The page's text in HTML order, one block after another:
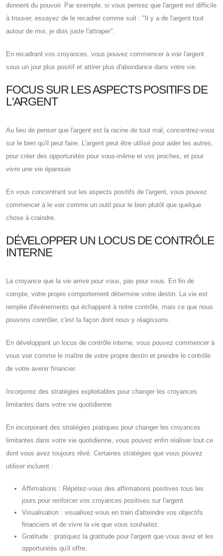
donnent du pouvoir. Par exemple, si vous pensez que l'argent est difficile
à trouver, essayez de le recadrer comme suit : "Il y a de l'argent tout
autour de moi, je dois juste l'attraper".
En recadrant vos croyances, vous pouvez commencer à voir l'argent
sous un jour plus positif et attirer plus d'abondance dans votre vie.
FOCUS SUR LES ASPECTS POSITIFS DE
L'ARGENT
Au lieu de penser que l'argent est la racine de tout mal, concentrez-vous
sur le bien qu'il peut faire. L'argent peut être utilisé pour aider les autres,
pour créer des opportunités pour vous-même et vos proches, et pour
vivre une vie épanouie.
En vous concentrant sur les aspects positifs de l'argent, vous pouvez
commencer à le voir comme un outil pour le bien plutôt que quelque
chose à craindre.
DÉVELOPPER UN LOCUS DE CONTRÔLE
INTERNE
La croyance que la vie arrive pour vous, pas pour vous. En fin de
compte, votre propre comportement détermine votre destin. La vie est
remplie d'événements qui échappent à notre contrôle, mais ce que nous
pouvons contrôler, c'est la façon dont nous y réagissons.
En développant un locus de contrôle interne, vous pouvez commencer à
vous voir comme le maître de votre propre destin et prendre le contrôle
de votre avenir financier.
Incorporez des stratégies exploitables pour changer les croyances
limitantes dans votre vie quotidienne
En incorporant des stratégies pratiques pour changer les croyances
limitantes dans votre vie quotidienne, vous pouvez enfin réaliser tout ce
dont vous avez toujours rêvé. Certaines stratégies que vous pouvez
utiliser incluent :
Affirmations : Répétez-vous des affirmations positives tous les
jours pour renforcer vos croyances positives sur l'argent.
Visualisation : visualisez-vous en train d'atteindre vos objectifs
financiers et de vivre la vie que vous souhaitez.
Gratitude : pratiquez la gratitude pour l'argent que vous avez et les
opportunités qu'il offre.